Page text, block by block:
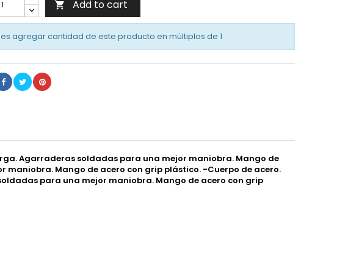
 Add to cart
agregar cantidad de este producto en múltiplos de 1
Agarraderas soldadas para una mejor maniobra. Mango de
Mango de acero con grip plástico. -Cuerpo de acero.
para una mejor maniobra. Mango de acero con grip